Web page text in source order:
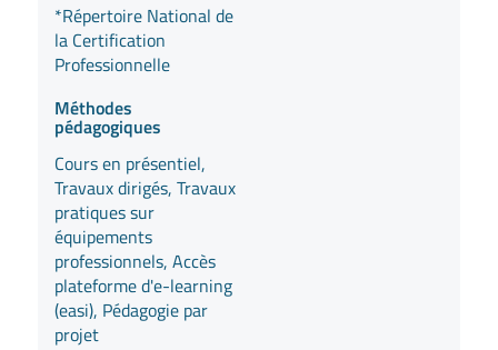
*Répertoire National de
la Certification
Professionnelle
Méthodes
pédagogiques
Cours en présentiel,
Travaux dirigés, Travaux
pratiques sur
équipements
professionnels, Accès
plateforme d'e-learning
(easi), Pédagogie par
projet